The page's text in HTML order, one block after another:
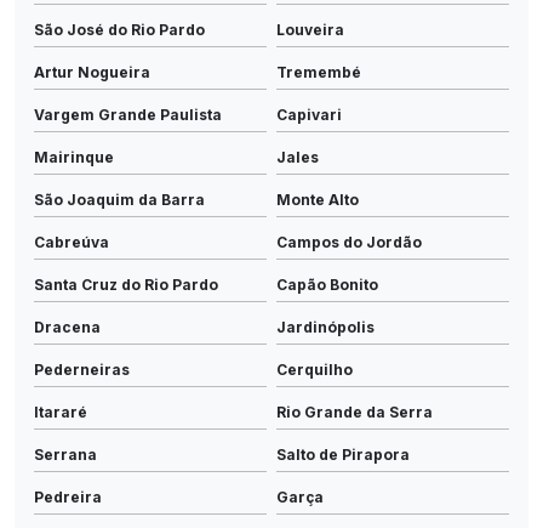
São José do Rio Pardo Louveira
Artur Nogueira Tremembé
Vargem Grande Paulista Capivari
Mairinque Jales
São Joaquim da Barra Monte Alto
Cabreúva Campos do Jordão
Santa Cruz do Rio Pardo Capão Bonito
Dracena Jardinópolis
Pederneiras Cerquilho
Itararé Rio Grande da Serra
Serrana Salto de Pirapora
Pedreira Garça